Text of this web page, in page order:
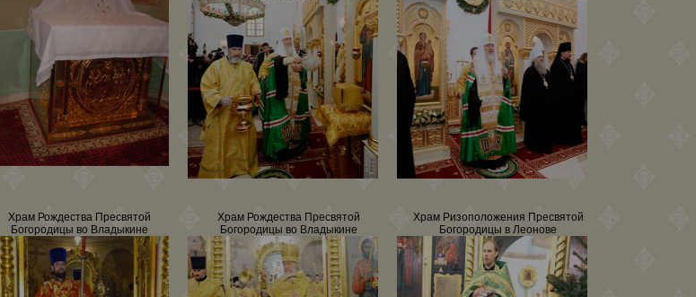
Храм Рождества Пресвятой
Богородицы во Владыкине
Храм Рождества Пресвятой
Богородицы во Владыкине
Храм Ризоположения Пресвятой
Богородицы в Леонове